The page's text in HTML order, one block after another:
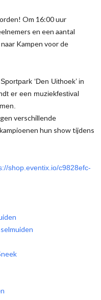
Om 16:00 uur
en een aantal
Kampen voor de
‘Den Uithoek’ in
er een muziekfestival
verschillende
hun show tijdens
shop.eventix.io/c9828efc-